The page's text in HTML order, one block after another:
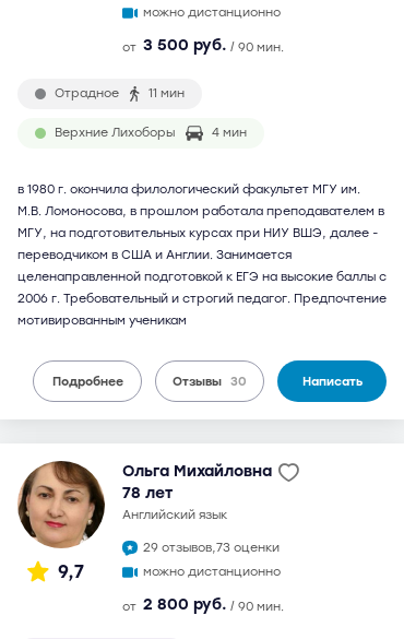
можно дистанционно
от 3 500 руб. / 90 мин.
Отрадное 11 мин
Верхние Лихоборы 4 мин
в 1980 г. окончила филологический факультет МГУ им.
М.В. Ломоносова, в прошлом работала преподавателем в
МГУ, на подготовительных курсах при НИУ ВШЭ, далее -
переводчиком в США и Англии. Занимается
целенаправленной подготовкой к ЕГЭ на высокие баллы с
2006 г. Требовательный и строгий педагог. Предпочтение
мотивированным ученикам
Подробнее Отзывы 30 Написать
9,7
Ольга Михайловна
78 лет
английский язык
29 отзывов,73 оценки
можно дистанционно
от 2 800 руб. / 90 мин.